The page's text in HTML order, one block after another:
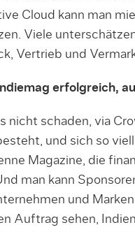
Cloud kann man
Viele
Vertrieb und
erfolgreich,
nicht schaden, via
und sich so
Magazine, die
man kann
und
Auftrag sehen,